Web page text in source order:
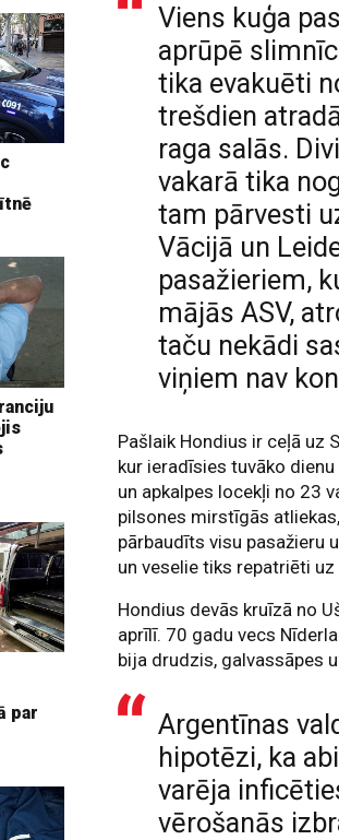
par
Viens kuģa
aprūpē
tika evakuēti
trešdien
raga salās.
vakarā tika
tam pārvesti
Vācijā un
pasažieriem,
mājās ASV,
taču nekādi
viņiem nav
Pašlaik Hondius ir ceļā uz
kur ieradīsies tuvāko
un apkalpes locekļi no 23
pilsones mirstīgās
pārbaudīts visu pasažieru
un veselie tiks repatriēti
Hondius devās kruīzā no
aprīlī. 70 gadu vecs
bija drudzis, galvassāpes
Argentīnas
hipotēzi, ka
varēja
vērošanās